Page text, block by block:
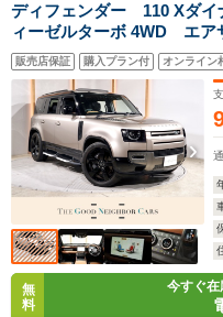
ディフェンダー 110 Xダイ
ィーゼルターボ 4WD エア
ター&クーラー MERIDIAN
ドクライメートパック 純正
ンテージタン&エボニーシ
カメラ ACC BSM
販売店保証 購入プラン付 オンライン
無
料
今すぐ在